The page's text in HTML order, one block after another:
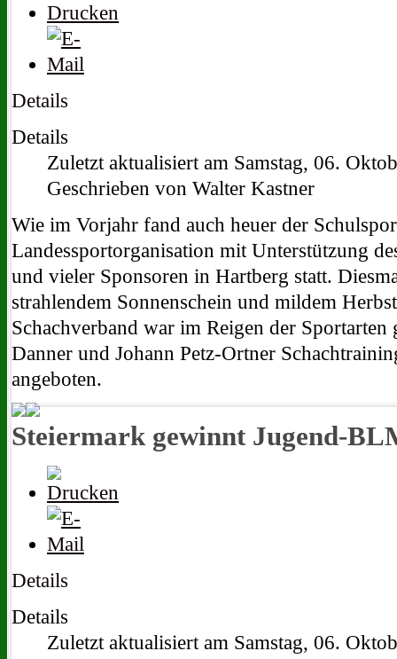
Details
Details
Zuletzt aktualisiert am Samstag, 06.
Geschrieben von Walter Kastner
Wie im Vorjahr fand auch heuer der
Landessportorganisation mit Unterstützung
und vieler Sponsoren in Hartberg statt.
strahlendem Sonnenschein und mildem
Schachverband war im Reigen der
Danner und Johann Petz-Ortner
angeboten.
Steiermark gewinnt Jugend-
Details
Details
Zuletzt aktualisiert am Samstag, 06.